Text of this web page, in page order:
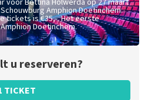
voor Bettina Holwerda op 27 maart
Amphion Doetinchem.
tickets is€35,-. Het eerste
Doetinchem.
u reserveren?
TICKET